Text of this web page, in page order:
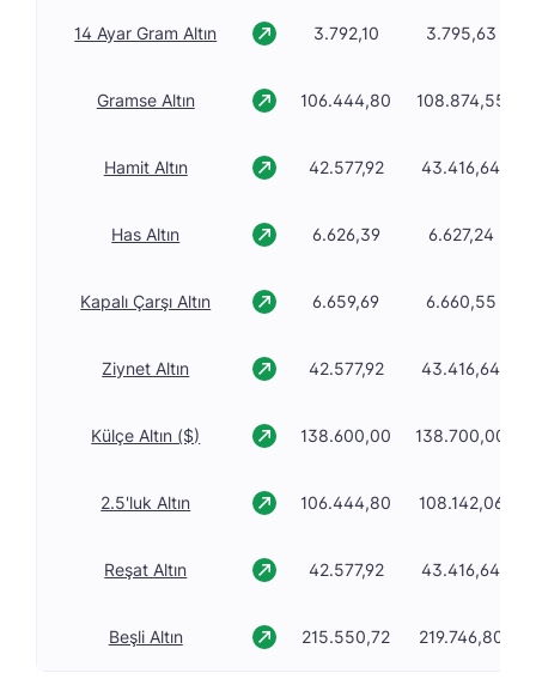
14 Ayar Gram Altın 3.792,10 3.795,63
Gramse Altın 106.444,80 108.874,55
Hamit Altın 42.577,92 43.416,64
Has Altın 6.626,39 6.627,24
Kapalı Çarşı Altın 6.659,69 6.660,55
Ziynet Altın 42.577,92 43.416,64
Külçe Altın ($) 138.600,00 138.700,00
2.5'luk Altın 106.444,80 108.142,06
Reşat Altın 42.577,92 43.416,64
Beşli Altın 215.550,72 219.746,80